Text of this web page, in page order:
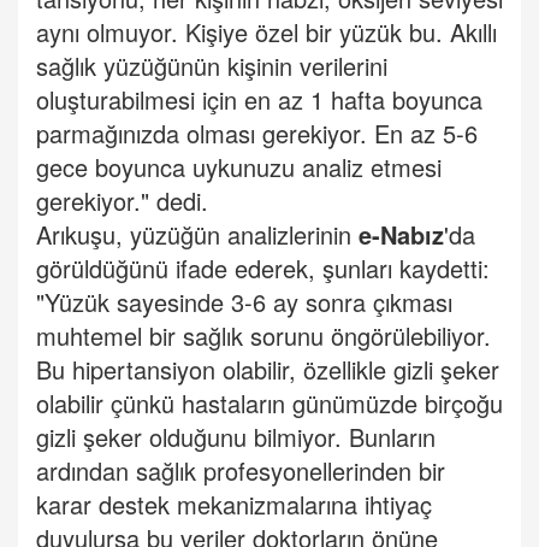
aynı olmuyor. Kişiye özel bir yüzük bu. Akıllı
sağlık yüzüğünün kişinin verilerini
oluşturabilmesi için en az 1 hafta boyunca
parmağınızda olması gerekiyor. En az 5-6
gece boyunca uykunuzu analiz etmesi
gerekiyor." dedi.
Arıkuşu, yüzüğün analizlerinin e-Nabız'da
görüldüğünü ifade ederek, şunları kaydetti:
"Yüzük sayesinde 3-6 ay sonra çıkması
muhtemel bir sağlık sorunu öngörülebiliyor.
Bu hipertansiyon olabilir, özellikle gizli şeker
olabilir çünkü hastaların günümüzde birçoğu
gizli şeker olduğunu bilmiyor. Bunların
ardından sağlık profesyonellerinden bir
karar destek mekanizmalarına ihtiyaç
duyulursa bu veriler doktorların önüne